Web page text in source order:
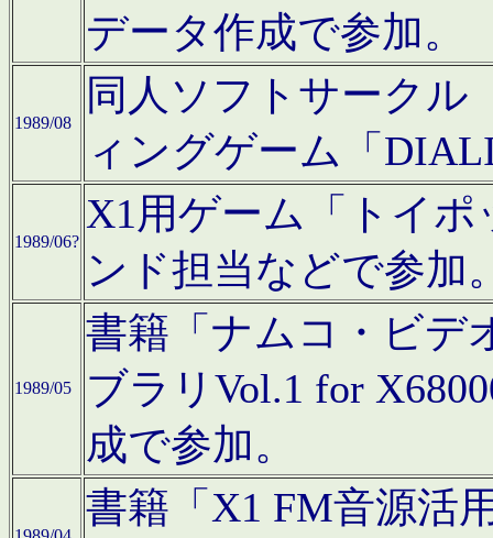
データ作成で参加。
1989/08
同人ソフトサークル
ィングゲーム「
1989/06?
X1用ゲーム「トイ
ンド担当などで参加
1989/05
書籍「ナムコ・ビデ
ブラリVol.1 for
成で参加。
書籍「X1 FM音源活